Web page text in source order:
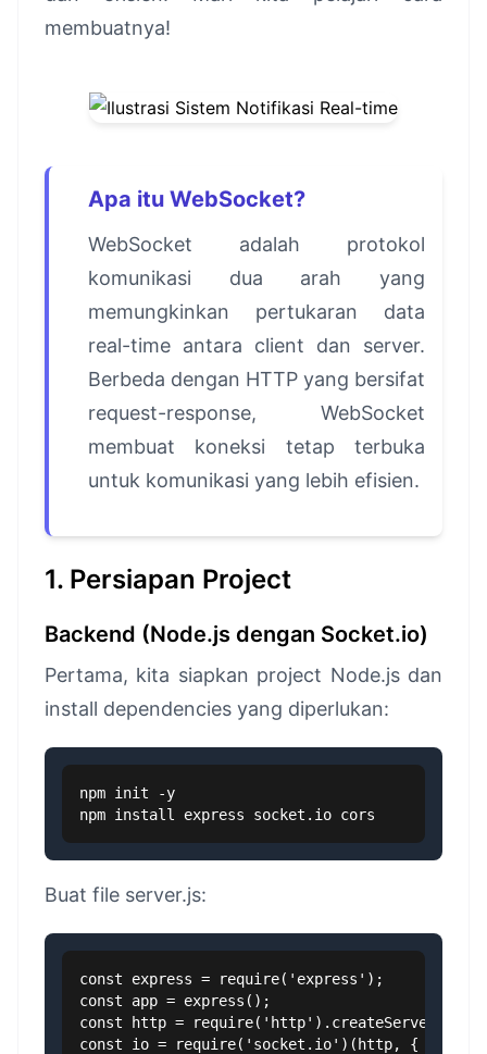
membuatnya!
Apa itu WebSocket?
WebSocket adalah protokol
komunikasi dua arah yang
memungkinkan pertukaran data
real-time antara client dan server.
Berbeda dengan HTTP yang bersifat
request-response, WebSocket
membuat koneksi tetap terbuka
untuk komunikasi yang lebih efisien.
1. Persiapan Project
Backend (Node.js dengan Socket.io)
Pertama, kita siapkan project Node.js dan
install dependencies yang diperlukan:
npm init -y
npm install express socket.io cors
Buat file server.js:
const express = require('express');
const app = express();
const http = require('http').createServer(app);
const io = require('socket.io')(http, {